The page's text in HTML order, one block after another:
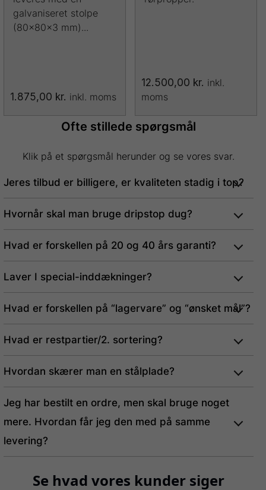
galvaniseret stolpe
(80x80x3 mm)...
1.875,00 kr. inkl. moms
varianter.
Mulighederne
vælges
på
12.500,00 kr. inkl.
moms
Dette
vare
har
varianter.
kan
vælges
på
varesiden
Ofte stillede spørgsmål
Klik på et spørgsmål herunder og se vores svar.
Jeres tilbud er billigere, er kvaliteten stadig i top?
Hvornår skal man bruge dripstop dug?
Hvad er forskellen på 20 og 40 års garanti?
Laver I special-inddækninger?
Hvad er forskellen på “lagervare” og “ønsket mål”?
Hvad er restpartier/2. sortering?
Hvordan skærer man en stålplade?
Jeg har bestilt en ordre, men skal bruge noget
mere. Hvordan får jeg den med på samme
levering?